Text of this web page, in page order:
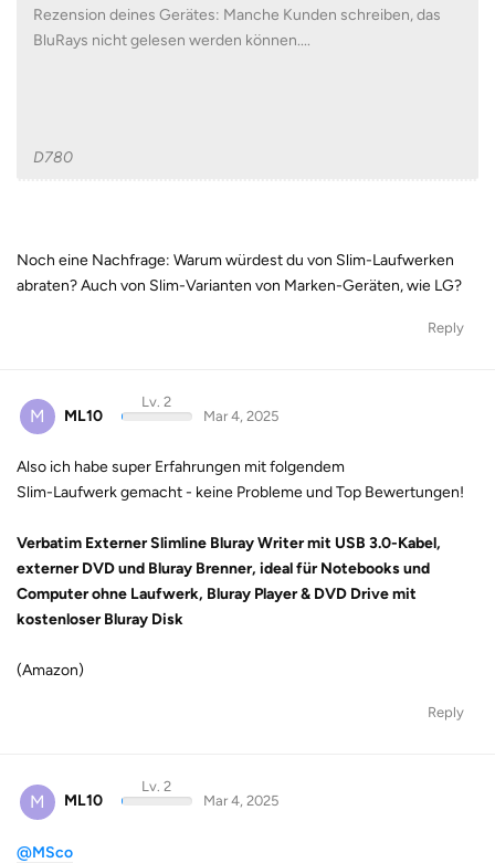
Rezension deines Gerätes: Manche Kunden schreiben, das
BluRays nicht gelesen werden können....
D780
Noch eine Nachfrage: Warum würdest du von Slim-Laufwerken
abraten? Auch von Slim-Varianten von Marken-Geräten, wie LG?
Reply
M ML10
Lv. 2
Mar 4, 2025
Also ich habe super Erfahrungen mit folgendem
Slim-Laufwerk gemacht - keine Probleme und Top Bewertungen!
Verbatim Externer Slimline Bluray Writer mit USB 3.0-Kabel,
externer DVD und Bluray Brenner, ideal für Notebooks und
Computer ohne Laufwerk, Bluray Player & DVD Drive mit
kostenloser Bluray Disk
(Amazon)
Reply
M ML10
Lv. 2
Mar 4, 2025
@MSco